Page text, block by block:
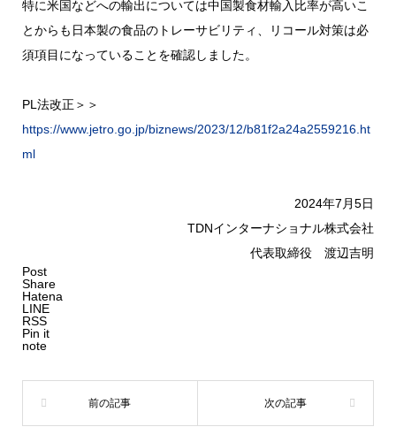
特に米国などへの輸出については中国製食材輸入比率が高いこ
とからも日本製の食品のトレーサビリティ、リコール対策は必
須項目になっていることを確認しました。
PL法改正＞＞
https://www.jetro.go.jp/biznews/2023/12/b81f2a24a2559216.ht
ml
2024年7月5日
TDNインターナショナル株式会社
代表取締役 渡辺吉明
Post
Share
Hatena
LINE
RSS
Pin it
note